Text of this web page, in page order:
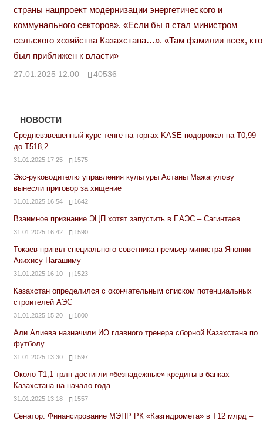
страны нацпроект модернизации энергетического и
коммунального секторов». «Если бы я стал министром
сельского хозяйства Казахстана…». «Там фамилии всех, кто
был приближен к власти»
27.01.2025 12:00 40536
НОВОСТИ
Средневзвешенный курс тенге на торгах KASE подорожал на Т0,99
до Т518,2
31.01.2025 17:25 1575
Экс-руководителю управления культуры Астаны Мажагулову
вынесли приговор за хищение
31.01.2025 16:54 1642
Взаимное признание ЭЦП хотят запустить в ЕАЭС – Сагинтаев
31.01.2025 16:42 1590
Токаев принял специального советника премьер-министра Японии
Акихису Нагашиму
31.01.2025 16:10 1523
Казахстан определился с окончательным списком потенциальных
строителей АЭС
31.01.2025 15:20 1800
Али Алиева назначили ИО главного тренера сборной Казахстана по
футболу
31.01.2025 13:30 1597
Около Т1,1 трлн достигли «безнадежные» кредиты в банках
Казахстана на начало года
31.01.2025 13:18 1557
Сенатор: Финансирование МЭПР РК «Казгидромета» в Т12 млрд –